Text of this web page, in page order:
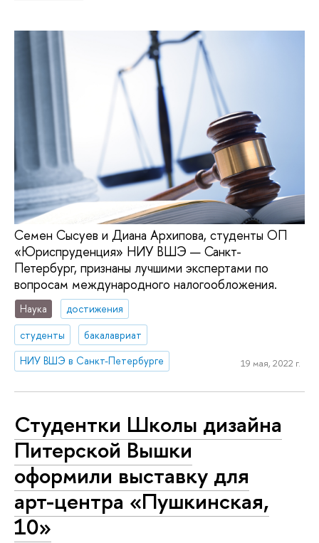
Семен Сысуев и Диана Архипова, студенты ОП
«Юриспруденция» НИУ ВШЭ — Санкт-
Петербург, признаны лучшими экспертами по
вопросам международного налогообложения.
Наука
достижения
студенты
бакалавриат
НИУ ВШЭ в Санкт-Петербурге
19 мая, 2022 г.
Студентки Школы дизайна
Питерской Вышки
оформили выставку для
арт-центра «Пушкинская,
10»